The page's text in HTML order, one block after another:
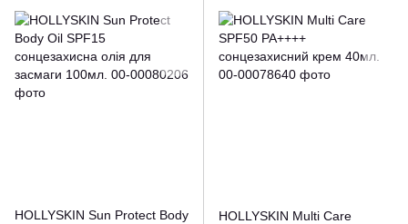
HOLLYSKIN Sun Protect Body
HOLLYSKIN Multi Care